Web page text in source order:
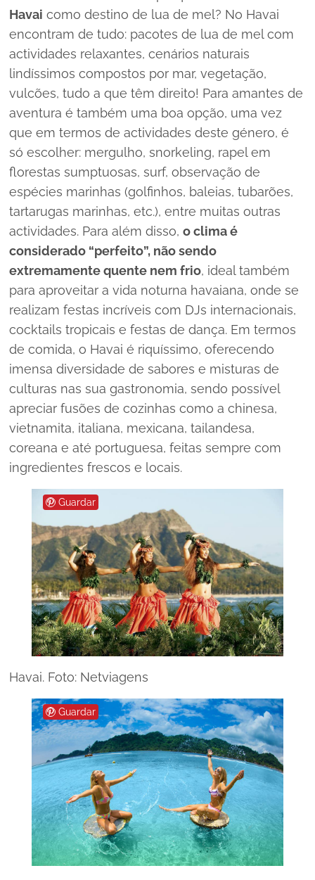
Havai como destino de lua de mel? No Havai
encontram de tudo: pacotes de lua de mel com
actividades relaxantes, cenários naturais
lindíssimos compostos por mar, vegetação,
vulcões, tudo a que têm direito! Para amantes de
aventura é também uma boa opção, uma vez
que em termos de actividades deste género, é
só escolher: mergulho, snorkeling, rapel em
florestas sumptuosas, surf, observação de
espécies marinhas (golfinhos, baleias, tubarões,
tartarugas marinhas, etc.), entre muitas outras
actividades. Para além disso, o clima é
considerado “perfeito”, não sendo
extremamente quente nem frio, ideal também
para aproveitar a vida noturna havaiana, onde se
realizam festas incríveis com DJs internacionais,
cocktails tropicais e festas de dança. Em termos
de comida, o Havai é riquíssimo, oferecendo
imensa diversidade de sabores e misturas de
culturas nas sua gastronomia, sendo possível
apreciar fusões de cozinhas como a chinesa,
vietnamita, italiana, mexicana, tailandesa,
coreana e até portuguesa, feitas sempre com
ingredientes frescos e locais.
Guardar
Havai. Foto: Netviagens
Guardar